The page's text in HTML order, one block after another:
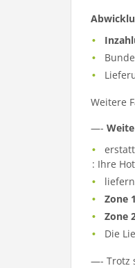
Weitere
—-
: Ihre
Zone
Zone
Die
—- Trotz